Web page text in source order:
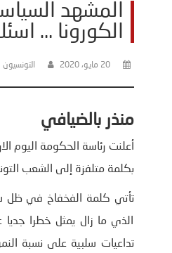
المشهد
الكورونا …
20 مايو، 2020 التونسيون
منذر بالضيافي
بكلمة متلفزة إلى الشعب
تأتي كلمة الفخفاخ في ظل
الذي ما زال يمثل خطرا
تداعيات سلبية على نسبة